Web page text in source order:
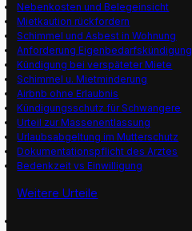
Nebenkosten und Belegeinsicht
Mietkaution rückfordern
Schimmel und Asbest in Wohnung
Anforderung Eigenbedarfskündigung
Kündigung bei verspäteter Miete
Schimmel u. Mietminderung
Airbnb ohne Erlaubnis
Kündigungsschutz für Schwangere
Urteil zur Massenentlassung
Urlaubsabgeltung im Mutterschutz
Dokumentationspflicht des Arztes
Bedenkzeit vs Einwilligung
Weitere Urteile